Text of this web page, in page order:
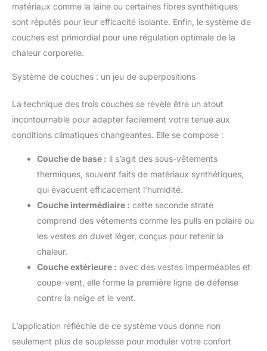
matériaux comme la laine ou certaines fibres synthétiques
sont réputés pour leur efficacité isolante. Enfin, le système de
couches est primordial pour une régulation optimale de la
chaleur corporelle.
Système de couches : un jeu de superpositions
La technique des trois couches se révèle être un atout
incontournable pour adapter facilement votre tenue aux
conditions climatiques changeantes. Elle se compose :
Couche de base : il s’agit des sous-vêtements
thermiques, souvent faits de matériaux synthétiques,
qui évacuent efficacement l’humidité.
Couche intermédiaire : cette seconde strate
comprend des vêtements comme les pulls en polaire ou
les vestes en duvet léger, conçus pour retenir la
chaleur.
Couche extérieure : avec des vestes imperméables et
coupe-vent, elle forme la première ligne de défense
contre la neige et le vent.
L’application réfléchie de ce système vous donne non
seulement plus de souplesse pour moduler votre confort